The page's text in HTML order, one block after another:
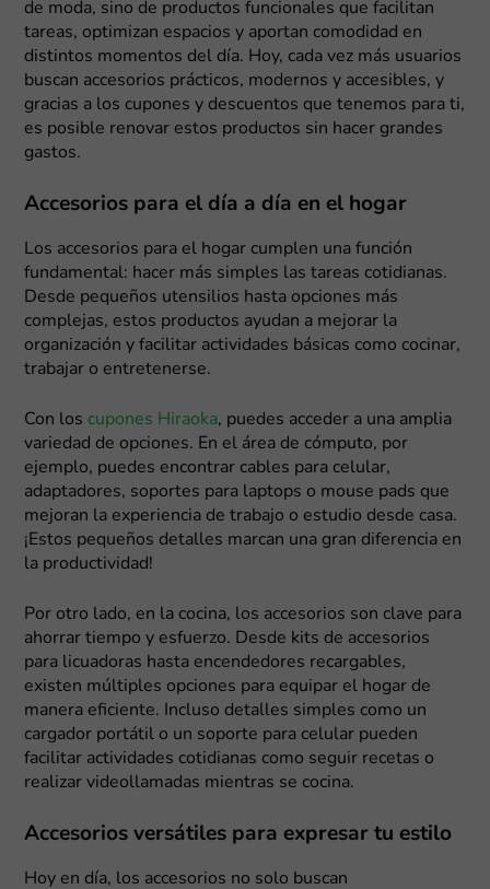
de moda, sino de productos funcionales que facilitan
tareas, optimizan espacios y aportan comodidad en
distintos momentos del día. Hoy, cada vez más usuarios
buscan accesorios prácticos, modernos y accesibles, y
gracias a los cupones y descuentos que tenemos para ti,
es posible renovar estos productos sin hacer grandes
gastos.
Accesorios para el día a día en el hogar
Los accesorios para el hogar cumplen una función
fundamental: hacer más simples las tareas cotidianas.
Desde pequeños utensilios hasta opciones más
complejas, estos productos ayudan a mejorar la
organización y facilitar actividades básicas como cocinar,
trabajar o entretenerse.
Con los cupones Hiraoka, puedes acceder a una amplia
variedad de opciones. En el área de cómputo, por
ejemplo, puedes encontrar cables para celular,
adaptadores, soportes para laptops o mouse pads que
mejoran la experiencia de trabajo o estudio desde casa.
¡Estos pequeños detalles marcan una gran diferencia en
la productividad!
Por otro lado, en la cocina, los accesorios son clave para
ahorrar tiempo y esfuerzo. Desde kits de accesorios
para licuadoras hasta encendedores recargables,
existen múltiples opciones para equipar el hogar de
manera eficiente. Incluso detalles simples como un
cargador portátil o un soporte para celular pueden
facilitar actividades cotidianas como seguir recetas o
realizar videollamadas mientras se cocina.
Accesorios versátiles para expresar tu estilo
Hoy en día, los accesorios no solo buscan